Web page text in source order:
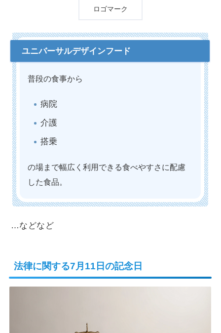
ロゴマーク
普段の食事から
病院
介護
搭乗
の場まで幅広く利用できる食べやすさに配慮
した食品。
…などなど
法律に関する7月11日の記念日